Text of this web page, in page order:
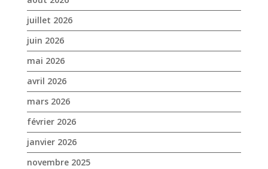
juillet 2026
juin 2026
mai 2026
avril 2026
mars 2026
février 2026
janvier 2026
novembre 2025